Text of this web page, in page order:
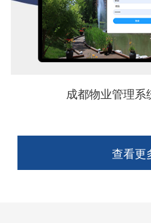
成都物业管理系
查看更